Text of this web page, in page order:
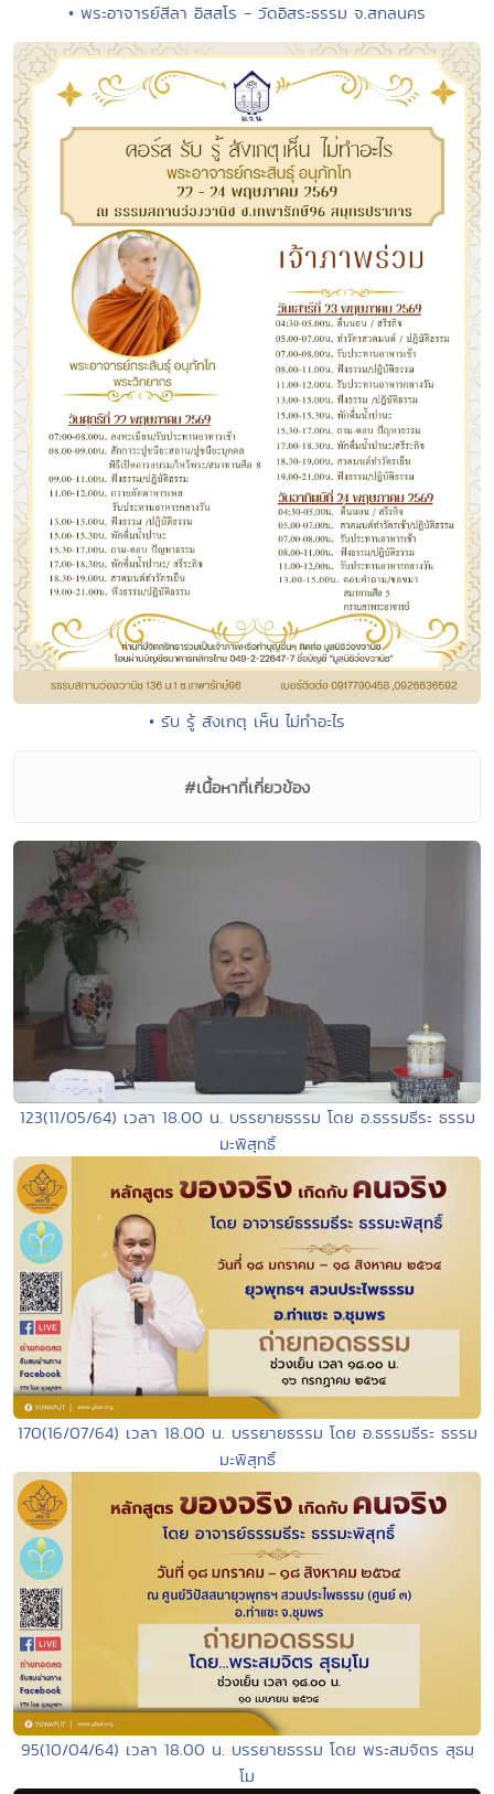
• พระอาจารย์สีลา อิสสโร - วัดอิสระธรรม จ.สกลนคร
• รับ รู้ สังเกตุ เห็น ไม่ทำอะไร
#เนื้อหาที่เกี่ยวข้อง
123(11/05/64) เวลา 18.00 น. บรรยายธรรม โดย อ.ธรรมธีระ ธรรม
มะพิสุทธิ์
170(16/07/64) เวลา 18.00 น. บรรยายธรรม โดย อ.ธรรมธีระ ธรรม
มะพิสุทธิ์
95(10/04/64) เวลา 18.00 น. บรรยายธรรม โดย พระสมจิตร สุธมฺ
โม